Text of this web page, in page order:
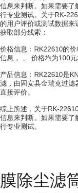
信息来判断。如果需要
行专业测试。关于RK-
的用户评价或测试数据来
获取部分线索：
价格信息：RK22610的
信息， 、 价格均为100
产品信息：RK22610是
滤，由固安县金瑞克过滤
直接评价。
综上所述，关于RK-
信息来判断。如果需要
行专业测试。
膜除尘滤